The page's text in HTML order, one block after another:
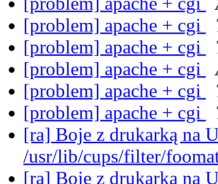
[problem] apache + cgi
[problem] apache + cgi
[problem] apache + cgi
[problem] apache + cgi
[problem] apache + cgi
[ra] Boje z drukarką na
/usr/lib/cups/filter/
[ra] Boje z drukarką na